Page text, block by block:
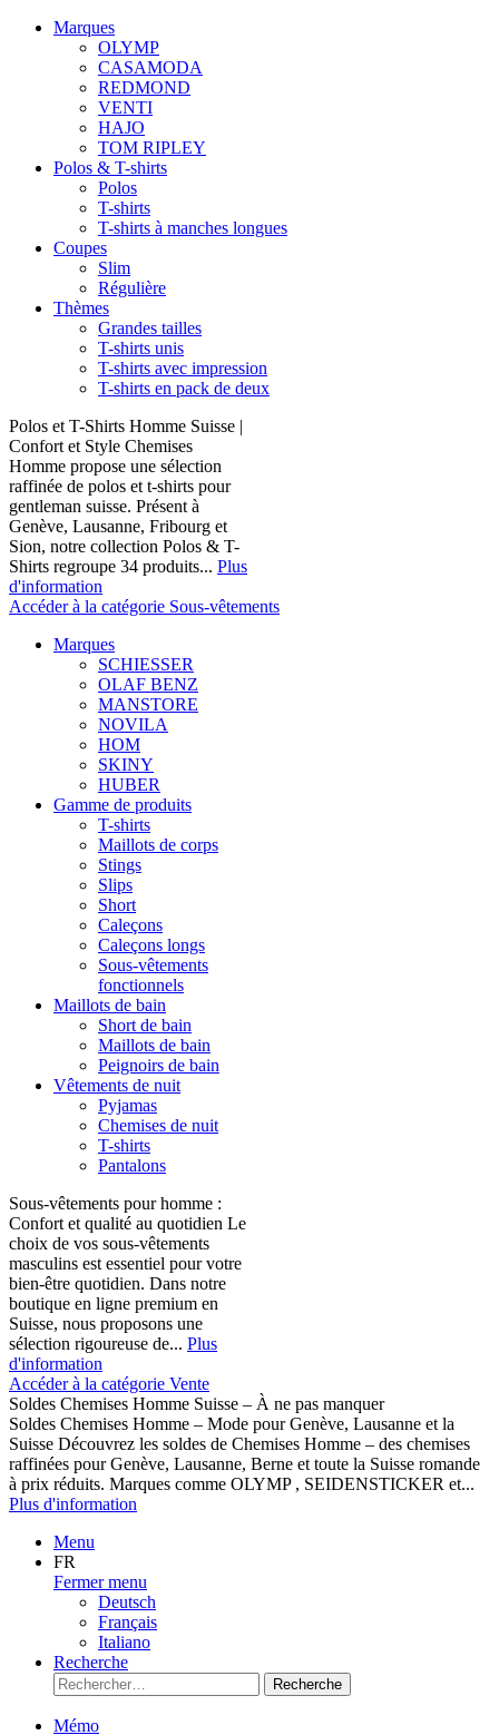
Marques
OLYMP
CASAMODA
REDMOND
VENTI
HAJO
TOM RIPLEY
Polos & T-shirts
Polos
T-shirts
T-shirts à manches longues
Coupes
Slim
Régulière
Thèmes
Grandes tailles
T-shirts unis
T-shirts avec impression
T-shirts en pack de deux
Polos et T-Shirts Homme Suisse |
Confort et Style Chemises
Homme propose une sélection
raffinée de polos et t-shirts pour
gentleman suisse. Présent à
Genève, Lausanne, Fribourg et
Sion, notre collection Polos & T-
Shirts regroupe 34 produits... Plus
d'information
Accéder à la catégorie Sous-vêtements
Marques
SCHIESSER
OLAF BENZ
MANSTORE
NOVILA
HOM
SKINY
HUBER
Gamme de produits
T-shirts
Maillots de corps
Stings
Slips
Short
Caleçons
Caleçons longs
Sous-vêtements
fonctionnels
Maillots de bain
Short de bain
Maillots de bain
Peignoirs de bain
Vêtements de nuit
Pyjamas
Chemises de nuit
T-shirts
Pantalons
Sous-vêtements pour homme :
Confort et qualité au quotidien Le
choix de vos sous-vêtements
masculins est essentiel pour votre
bien-être quotidien. Dans notre
boutique en ligne premium en
Suisse, nous proposons une
sélection rigoureuse de... Plus
d'information
Accéder à la catégorie Vente
Soldes Chemises Homme Suisse – À ne pas manquer
Soldes Chemises Homme – Mode pour Genève, Lausanne et la
Suisse Découvrez les soldes de Chemises Homme – des chemises
raffinées pour Genève, Lausanne, Berne et toute la Suisse romande
à prix réduits. Marques comme OLYMP , SEIDENSTICKER et...
Plus d'information
Menu
FR
Fermer menu
Deutsch
Français
Italiano
Recherche
Recherche
Mémo